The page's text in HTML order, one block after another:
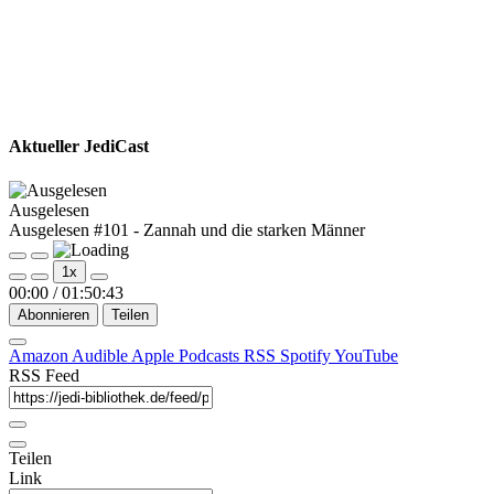
Aktueller JediCast
Ausgelesen
Ausgelesen #101 - Zannah und die starken Männer
Play
Episode
Pause
Episode
1x
00:00 / 01:50:43
Abonnieren Teilen
Amazon Audible Apple Podcasts RSS SpotifyYouTube
RSS Feed
Teilen
Link